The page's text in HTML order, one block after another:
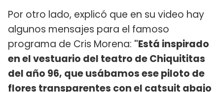
Por otro lado, explicó que en su video hay
algunos mensajes para el famoso
programa de Cris Morena: "Está inspirado
en el vestuario del teatro de Chiquititas
del año 96, que usábamos ese piloto de
flores transparentes con el catsuit abajo